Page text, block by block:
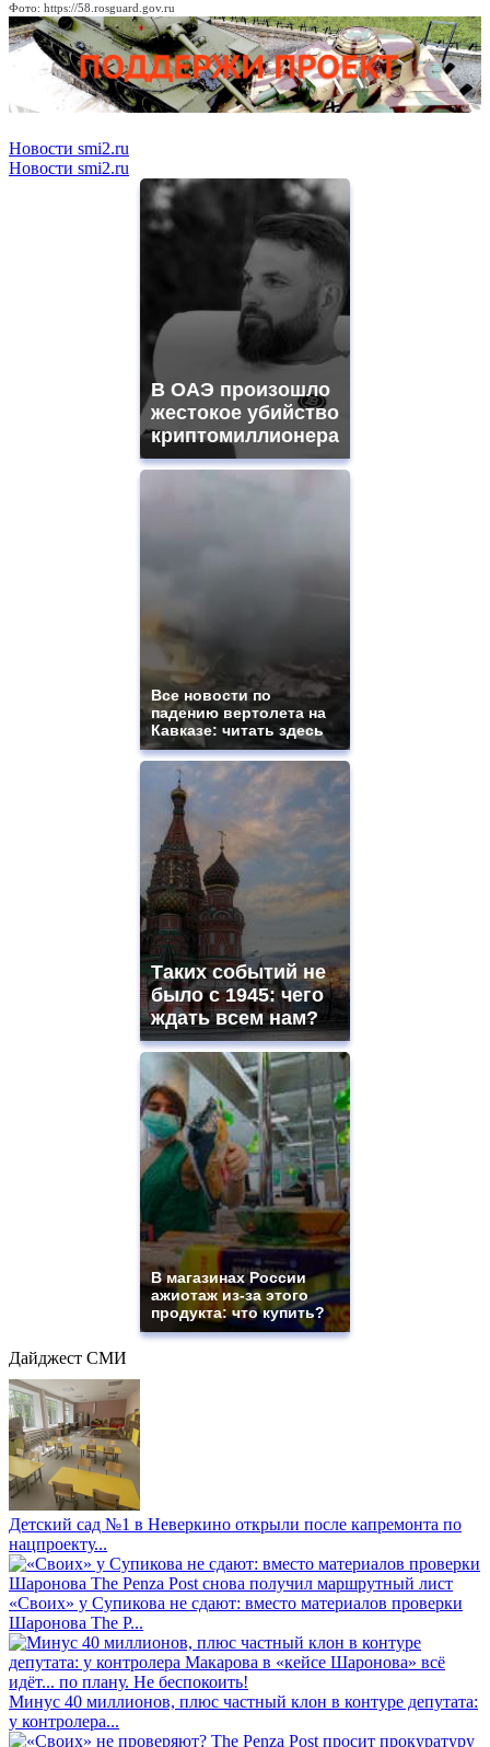
Фото: https://58.rosguard.gov.ru
Новости smi2.ru
Новости smi2.ru
В ОАЭ произошло
жестокое убийство
криптомиллионера
Все новости по
падению вертолета на
Кавказе: читать здесь
Таких событий не
было с 1945: чего
ждать всем нам?
В магазинах России
ажиотаж из-за этого
продукта: что купить?
Дайджест СМИ
Детский сад №1 в Неверкино открыли после капремонта по
нацпроекту...
«Своих» у Супикова не сдают: вместо материалов проверки
Шаронова The P...
Минус 40 миллионов, плюс частный клон в контуре депутата:
у контролера...